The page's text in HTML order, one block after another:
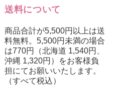
送料について
商品合計が5,500円以上は送
料無料。5,500円未満の場合
は770円（北海道 1,540円、
沖縄 1,320円）をお客様負
担にてお願いいたします。
（すべて税込）